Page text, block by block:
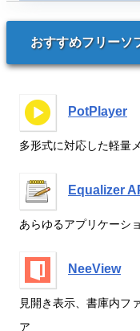
おすすめフリーソ
PotPlayer
多形式に対応した軽量
Equalizer
あらゆるアプリケーシ
NeeView
見開き表示、書庫内フ
ア